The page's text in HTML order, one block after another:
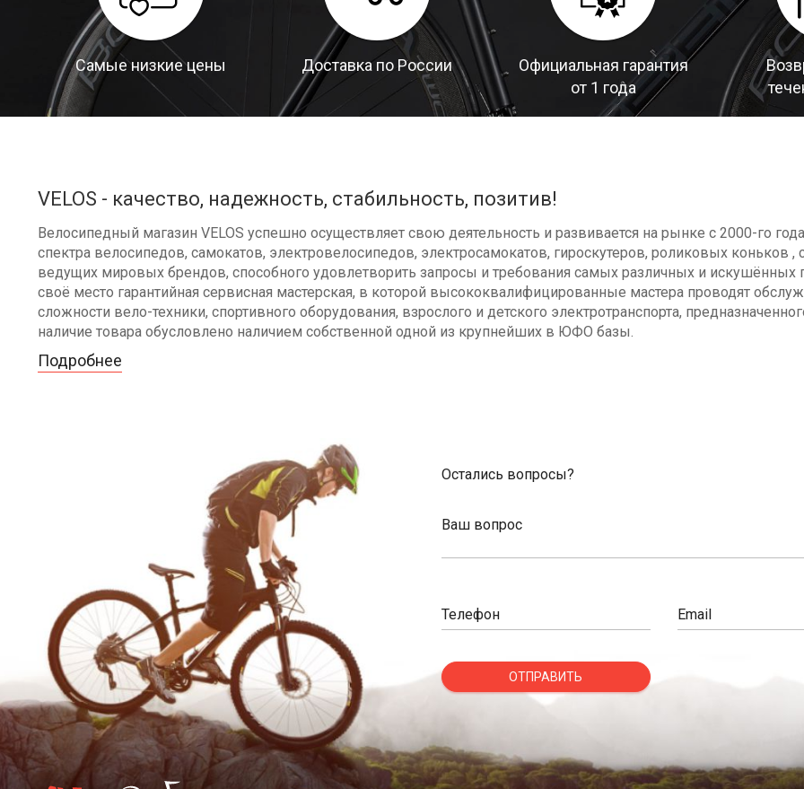
Самые низкие цены Доставка по России
Официальная гарантия
от 1 года
VELOS - качество, надежность, стабильность, позитив!
Велосипедный магазин VELOS успешно осуществляет свою деятельность и развивается на рынке с 2000-го
спектра велосипедов, самокатов, электровелосипедов, электросамокатов, гироскутеров, роликовых коньков ,
ведущих мировых брендов, способного удовлетворить запросы и требования самых различных и искушённых
своё место гарантийная сервисная мастерская, в которой высококвалифицированные мастера проводят
сложности вело-техники, спортивного оборудования, взрослого и детского электротранспорта,
наличие товара обусловлено наличием собственной одной из крупнейших в ЮФО базы.
Подробнее
Остались вопросы?
Ваш вопрос
Телефон Email
ОТПРАВИТЬ